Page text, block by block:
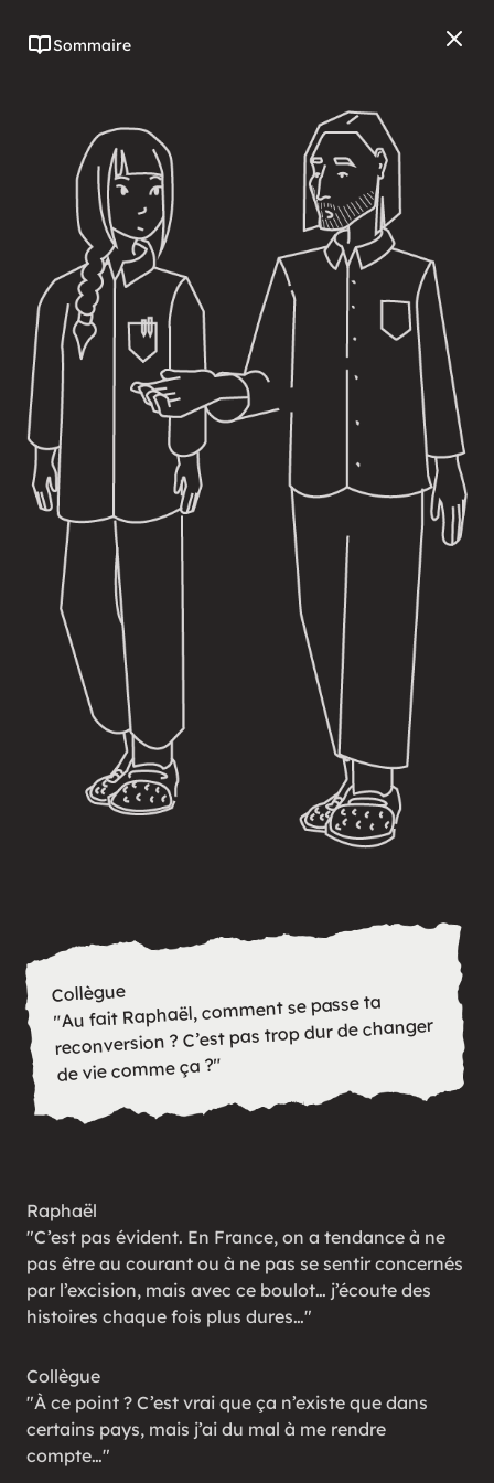
Sommaire
Collègue
Au fait Raphaël, comment se passe ta
reconversion ? C’est pas trop dur de changer
de vie comme ça ?
Raphaël
C’est pas évident. En France, on a tendance à ne
pas être au courant ou à ne pas se sentir concernés
par l’excision, mais avec ce boulot… j’écoute des
histoires chaque fois plus dures…
Collègue
À ce point ? C’est vrai que ça n’existe que dans
certains pays, mais j’ai du mal à me rendre
compte…